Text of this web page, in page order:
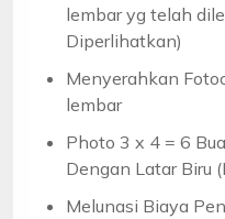
lembar yg telah
Diperlihatkan)
Menyerahkan
lembar
Photo 3 x 4 = 6
Dengan Latar Biru
Melunasi Biaya